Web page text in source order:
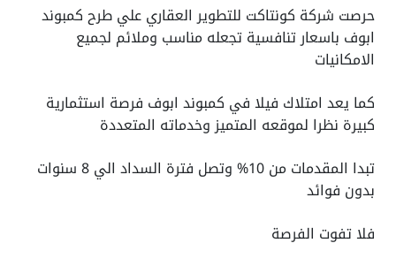
حرصت شركة كونتاكت للتطوير العقاري علي طرح كمبوند
ابوف باسعار تنافسية تجعله مناسب وملائم لجميع
الامكانيات
كما يعد امتلاك فيلا في كمبوند ابوف فرصة استثمارية
كبيرة نظرا لموقعه المتميز وخدماته المتعددة
تبدا المقدمات من 10% وتصل فترة السداد الي 8 سنوات
بدون فوائد
فلا تفوت الفرصة